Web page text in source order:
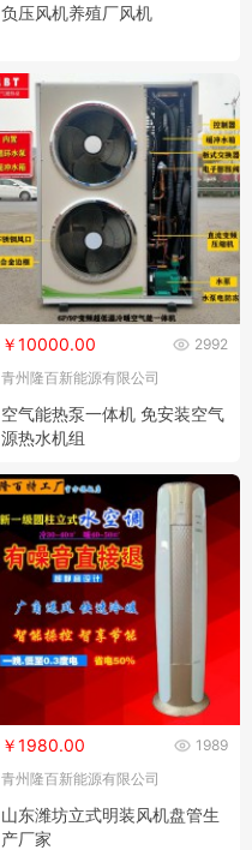
负压风机养殖厂风机
2992
￥10000.00
青州隆百新能源有限公司
空气能热泵一体机 免安装空气
源热水机组
1989
￥1980.00
青州隆百新能源有限公司
山东潍坊立式明装风机盘管生
产厂家